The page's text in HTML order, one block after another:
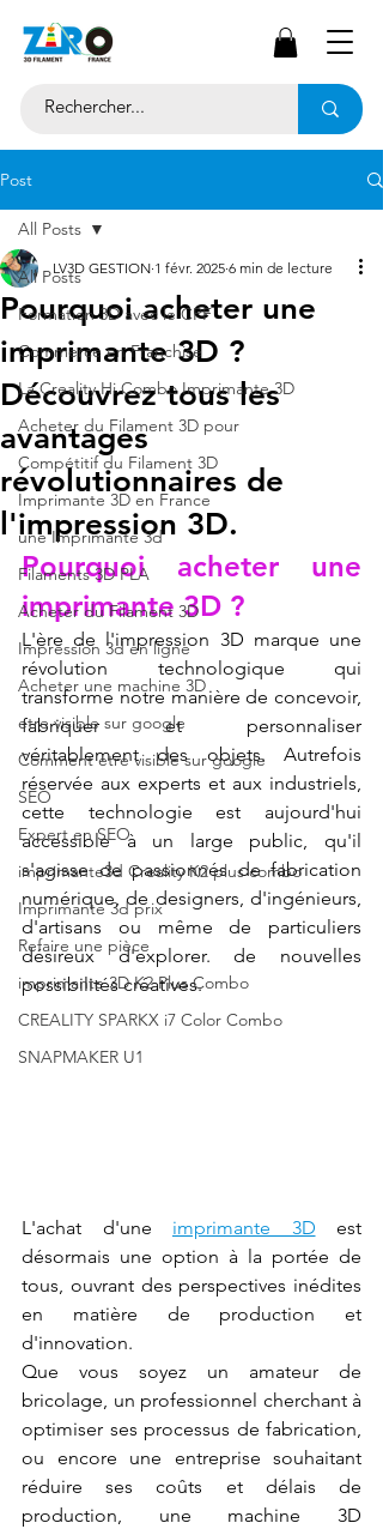
Post
All Posts
Formation 3D avec le CPF
Commerce en Franchise
La Creality Hi Combo Imprimante 3D
Acheter du Filament 3D pour
Compétitif du Filament 3D
Imprimante 3D en France
une Imprimante 3d
Filaments 3D PLA
Acheter du Filament 3D
Impression 3d en ligne
Acheter une machine 3D
etre visible sur google
Comment etre visible sur google
SEO
Expert en SEO
imprimante3d Creality K2 plus combo
Imprimante 3d prix
Refaire une pièce
imprimante 3D K2 Plus Combo
CREALITY SPARKX i7 Color Combo
SNAPMAKER U1
All Posts
Pourquoi acheter une
imprimante 3D ?
Découvrez tous les
avantages
révolutionnaires de
l'impression 3D.
LV3D GESTION 1 févr. 2025 6 min de lecture
Pourquoi acheter une
imprimante 3D ?
L'ère de l'impression 3D marque une
révolution technologique qui
transforme notre manière de concevoir,
fabriquer et personnaliser
véritablement des objets. Autrefois
réservée aux experts et aux industriels,
cette technologie est aujourd'hui
accessible à un large public, qu'il
s'agisse de passionnés de fabrication
numérique, de designers, d'ingénieurs,
d'artisans ou même de particuliers
désireux d'explorer. de nouvelles
possibilités créatives.
L'achat d'une imprimante 3D est
désormais une option à la portée de
tous, ouvrant des perspectives inédites
en matière de production et
d'innovation.
Que vous soyez un amateur de
bricolage, un professionnel cherchant à
optimiser ses processus de fabrication,
ou encore une entreprise souhaitant
réduire ses coûts et délais de
production, une machine 3D